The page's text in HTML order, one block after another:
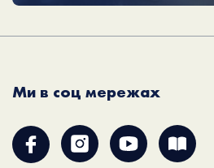
Ми в соц мережах